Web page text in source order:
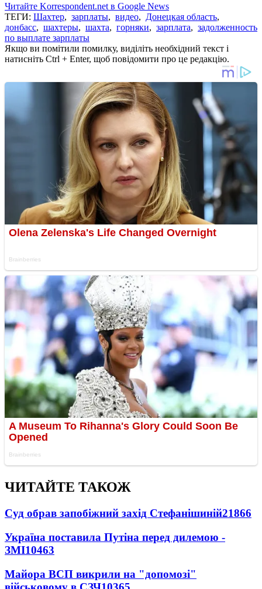
Читайте Korrespondent.net в Google News
ТЕГИ: Шахтер, зарплаты, видео, Донецкая область,
донбасс, шахтеры, шахта, горняки, зарплата, задолженность
по выплате зарплаты
Якщо ви помітили помилку, виділіть необхідний текст і
натисніть Ctrl + Enter, щоб повідомити про це редакцію.
ЧИТАЙТЕ ТАКОЖ
Суд обрав запобіжний захід Стефанішиній21866
Україна поставила Путіна перед дилемою -
ЗМІ10463
Майора ВСП викрили на "допомозі"